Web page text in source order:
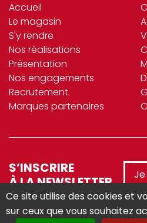
Accueil
Le magasin
S'y rendre
Nos réalisations
Présentation
Nos engagements
Recrutement
Marques partenaires
S’INSCRIRE
À LA NEWSLETTER
Ce site utilise des cookies et
sur ceux que vous souhaitez